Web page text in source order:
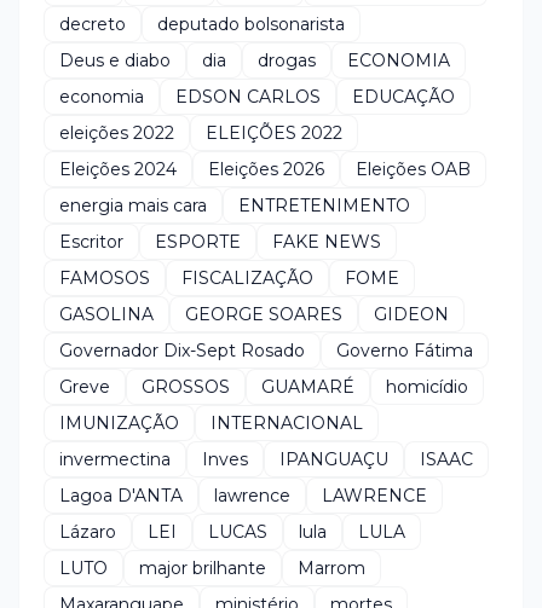
decreto
deputado bolsonarista
Deus e diabo
dia drogas
ECONOMIA
economia
EDSON CARLOS
EDUCAÇÃO
eleições 2022
ELEIÇÕES 2022
Eleições 2024
Eleições 2026
Eleições OAB
energia mais cara
ENTRETENIMENTO
Escritor
ESPORTE
FAKE NEWS
FAMOSOS
FISCALIZAÇÃO
FOME
GASOLINA
GEORGE SOARES
GIDEON
Governador Dix-Sept Rosado
Governo Fátima
Greve
GROSSOS GUAMARÉ
homicídio
IMUNIZAÇÃO
INTERNACIONAL
invermectina
Inves IPANGUAÇU
ISAAC
Lagoa D'ANTA
lawrence
LAWRENCE
Lázaro
LEI LUCAS lula
LULA
LUTO
major brilhante
Marrom